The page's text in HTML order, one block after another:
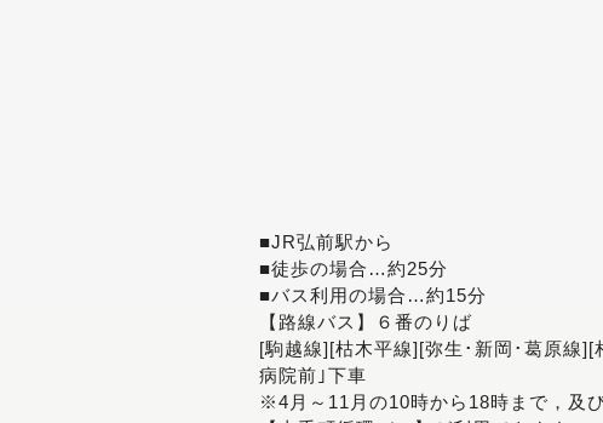
■JR弘前駅から
■徒歩の場合…約25分
■バス利用の場合…約15分
【路線バス】６番のりば
[駒越線][枯木平線][弥生･新岡･葛原線
病院前｣下車
※4月～11月の10時から18時まで，及